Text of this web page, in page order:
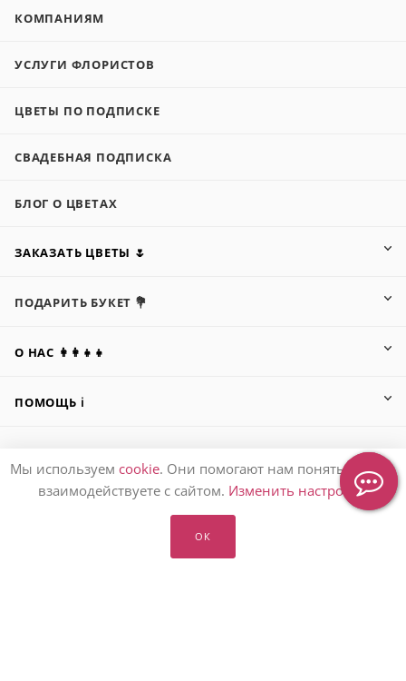
КОМПАНИЯМ
УСЛУГИ ФЛОРИСТОВ
ЦВЕТЫ ПО ПОДПИСКЕ
СВАДЕБНАЯ ПОДПИСКА
БЛОГ О ЦВЕТАХ
ЗАКАЗАТЬ ЦВЕТЫ 🌷
ПОДАРИТЬ БУКЕТ 💐
О НАС 👩‍👩‍👧‍👧
ПОМОЩЬ ℹ️
ПОДПИСАТЬСЯ НА РАССЫЛКУ
Мы используем cookie. Они помогают нам понять, как вы
взаимодействуете с сайтом. Изменить настройки
ОК